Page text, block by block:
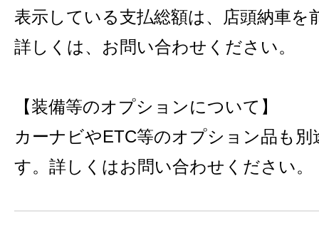
表示している支払総額は、店頭納車を
詳しくは、お問い合わせください。
【装備等のオプションについて】
カーナビやETC等のオプション品も
す。詳しくはお問い合わせください。